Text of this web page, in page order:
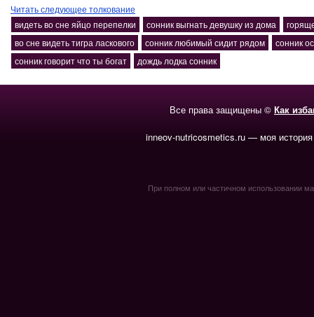
Читать следующее толкование
видеть во сне яйцо перепелки
сонник выгнать девушку из дома
во сне видеть тигра ласкового
сонник любимый сидит рядом
сонник
сонник говорит что ты богат
дождь лодка сонник
Все права защищены © Как
inneov-nutricosmetics.ru — моя
При полном или частичном использовании